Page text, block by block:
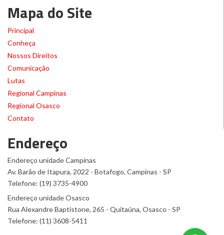
Mapa do Site
Principal
Conheça
Nossos Direitos
Comunicação
Lutas
Regional Campinas
Regional Osasco
Contato
Endereço
Endereço unidade Campinas
Av. Barão de Itapura, 2022 - Botafogo, Campinas - SP
Telefone: (19) 3735-4900
Endereço unidade Osasco
Rua Alexandre Baptistone, 265 - Quitaúna, Osasco - SP
Telefone: (11) 3608-5411